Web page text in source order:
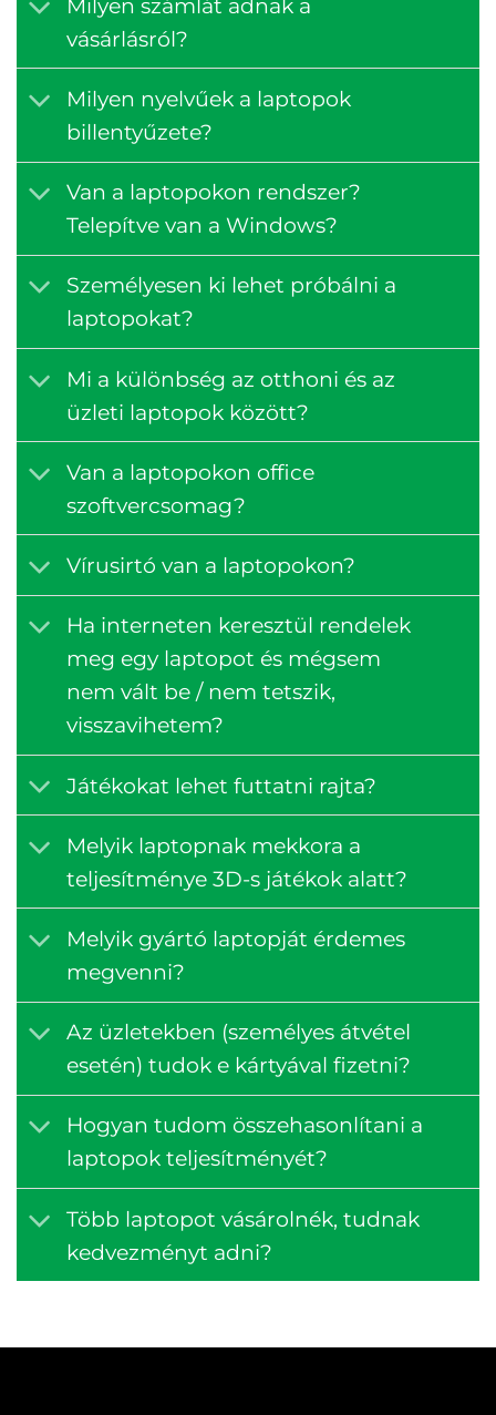
vásárlásról?
Milyen nyelvűek a laptopok
billentyűzete?
Van a laptopokon rendszer?
Telepítve van a Windows?
Személyesen ki lehet próbálni a
laptopokat?
Mi a különbség az otthoni és az
üzleti laptopok között?
Van a laptopokon office
szoftvercsomag?
Vírusirtó van a laptopokon?
Ha interneten keresztül rendelek
meg egy laptopot és mégsem
nem vált be / nem tetszik,
visszavihetem?
Játékokat lehet futtatni rajta?
Melyik laptopnak mekkora a
teljesítménye 3D-s játékok alatt?
Melyik gyártó laptopját érdemes
megvenni?
Az üzletekben (személyes átvétel
esetén) tudok e kártyával fizetni?
Hogyan tudom összehasonlítani a
laptopok teljesítményét?
Több laptopot vásárolnék, tudnak
kedvezményt adni?